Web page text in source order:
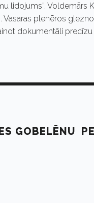
lidojums”. Voldemārs
plenēros
dokumentāli precīzu
GOBELĒNU